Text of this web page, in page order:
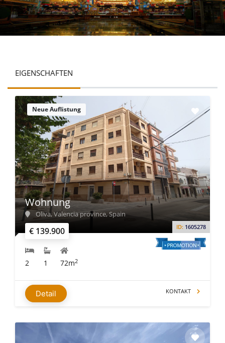
EIGENSCHAFTEN
Neue Auflistung
€ 139.900 ID: 1605278
Wohnung
Oliva, Valencia province, Spain
2 1 72m2
Detail KONTAKT